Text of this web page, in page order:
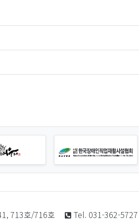
713호/716호 Tel. 031-362-5727